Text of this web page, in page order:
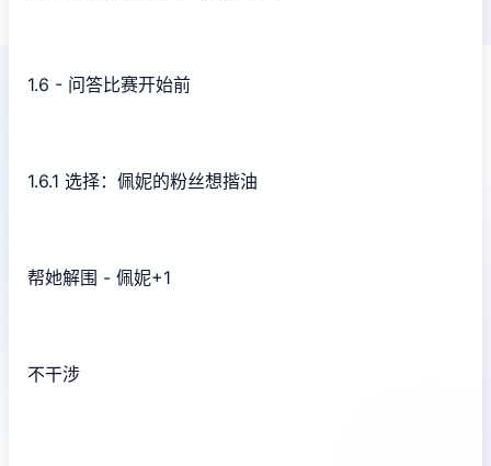
1.6 - 问答比赛开始前
1.6.1 选择：佩妮的粉丝想揩油
帮她解围 - 佩妮+1
不干涉